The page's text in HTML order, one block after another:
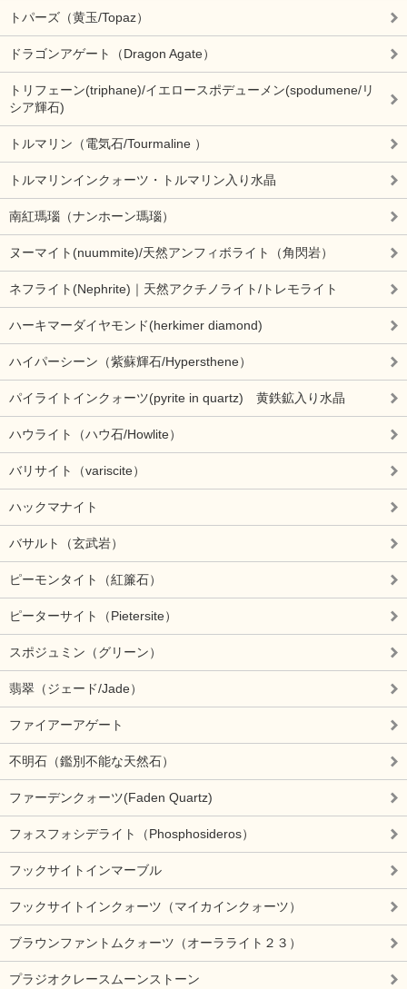
トパーズ（黄玉/Topaz）
ドラゴンアゲート（Dragon Agate）
トリフェーン(triphane)/イエロースポデューメン(spodumene/リ
シア輝石)
トルマリン（電気石/Tourmaline ）
トルマリンインクォーツ・トルマリン入り水晶
南紅瑪瑙（ナンホーン瑪瑙）
ヌーマイト(nuummite)/天然アンフィボライト（角閃岩）
ネフライト(Nephrite)｜天然アクチノライト/トレモライト
ハーキマーダイヤモンド(herkimer diamond)
ハイパーシーン（紫蘇輝石/Hypersthene）
パイライトインクォーツ(pyrite in quartz) 黄鉄鉱入り水晶
ハウライト（ハウ石/Howlite）
バリサイト（variscite）
ハックマナイト
バサルト（玄武岩）
ピーモンタイト（紅簾石）
ピーターサイト（Pietersite）
スポジュミン（グリーン）
翡翠（ジェード/Jade）
ファイアーアゲート
不明石（鑑別不能な天然石）
ファーデンクォーツ(Faden Quartz)
フォスフォシデライト（Phosphosideros）
フックサイトインマーブル
フックサイトインクォーツ（マイカインクォーツ）
ブラウンファントムクォーツ（オーラライト２３）
プラジオクレースムーンストーン